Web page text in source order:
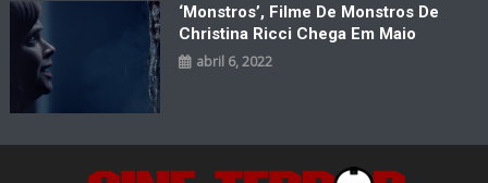
‘Monstros’, Filme De Monstros De
Christina Ricci Chega Em Maio
abril 6, 2022